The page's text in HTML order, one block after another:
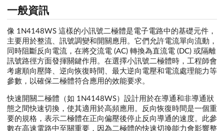
一般資訊
像 1N4148WS 這樣的小訊號二極體是電子電路中的基礎元件，
主要用於整流、訊號調變和開關應用。它們允許電流單向流動，
同時阻斷反向電流，在將交流電 (AC) 轉換為直流電 (DC) 或隔離
訊號路徑方面發揮關鍵作用。在選擇小訊號二極體時，工程師會
考慮順向壓降、逆向恢復時間、最大逆向電壓和電流處理能力等
參數，以確保二極體符合應用的效能要求。
快速開關二極體（如 1N4148WS）設計用於在導通和非導通狀
態之間快速切換，使其適用於高頻應用。反向恢復時間是一個重
要的規格，表示二極體在正向偏壓後停止反向導通的速度。此參
數在高速電路中至關重要，因為二極體的快速切換能力會影響整